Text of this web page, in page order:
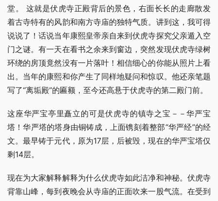
堂。 这就是伏虎寺正殿背后的景色，右面长长的走廊散发
着古寺特有的风韵和南方寺庙的独特气质。讲到这，我可得
说说了！话说当年康熙皇帝亲自来到伏虎寺探究父亲遁入空
门之谜。有一天在看书之余来到窗边，突然发现伏虎寺绿树
环绕的房顶竟然没有一片落叶！相信细心的你能从照片上看
出。当年的康熙和你产生了同样地疑问和惊叹。他还亲笔题
写了“离垢殿”的匾额，至今还高悬于伏虎寺的第二殿门前。
这座华严宝亭里矗立的可是伏虎寺的镇寺之宝－－华严宝
塔！华严塔的塔身由铜铸成，上面镌刻着整部“华严经”的经
文。最早铸于元代，原为17层，后被毁，现在的华严宝塔仅
剩14层。
现在为大家解释解释为什么伏虎寺如此洁净和神秘。伏虎寺
背靠山峰，每到夜晚会从寺庙的正面吹来一股气流。在受到